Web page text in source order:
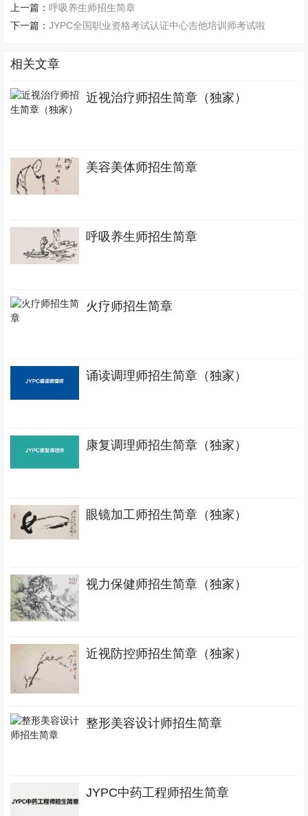
上一篇：呼吸养生师招生简章
下一篇：JYPC全国职业资格考试认证中心吉他培训师考试啦
相关文章
近视治疗师招生简章（独家）
美容美体师招生简章
呼吸养生师招生简章
火疗师招生简章
诵读调理师招生简章（独家）
康复调理师招生简章（独家）
眼镜加工师招生简章（独家）
视力保健师招生简章（独家）
近视防控师招生简章（独家）
整形美容设计师招生简章
JYPC中药工程师招生简章